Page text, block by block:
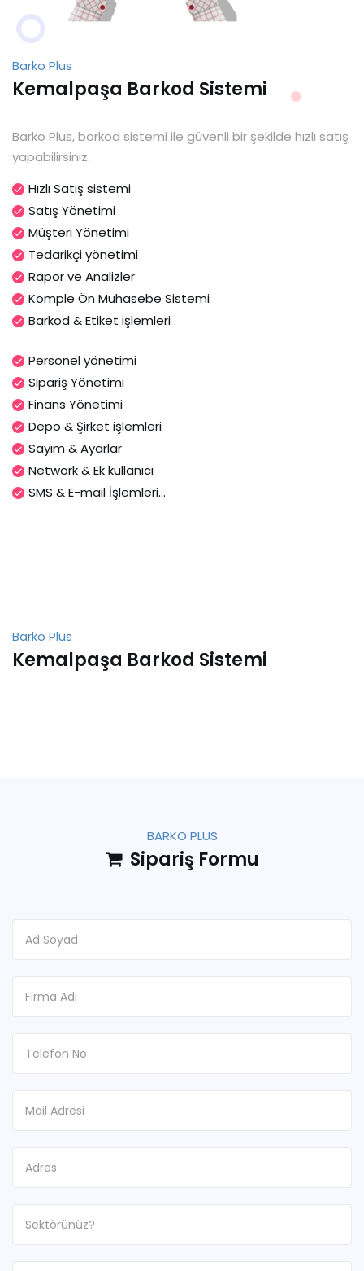
Barko Plus
Kemalpaşa Barkod Sistemi
Barko Plus, barkod sistemi ile güvenli bir şekilde hızlı satış
yapabilirsiniz.
Hızlı Satış sistemi
Satış Yönetimi
Müşteri Yönetimi
Tedarikçi yönetimi
Rapor ve Analizler
Komple Ön Muhasebe Sistemi
Barkod & Etiket işlemleri
Personel yönetimi
Sipariş Yönetimi
Finans Yönetimi
Depo & Şirket işlemleri
Sayım & Ayarlar
Network & Ek kullanıcı
SMS & E-mail İşlemleri...
Barko Plus
Kemalpaşa Barkod Sistemi
BARKO PLUS
Sipariş Formu